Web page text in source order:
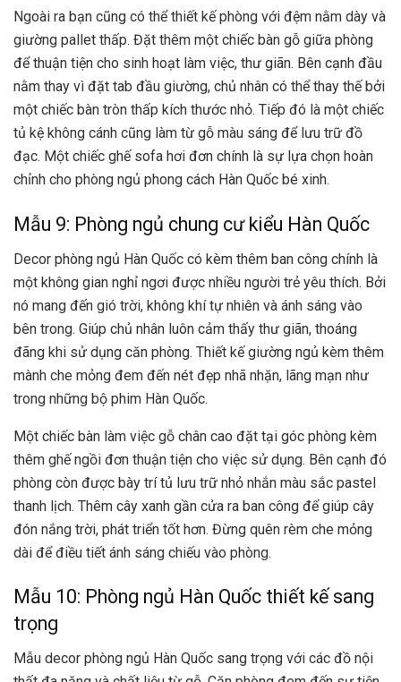
Ngoài ra bạn cũng có thể thiết kế phòng với đệm nằm dày và
giường pallet thấp. Đặt thêm một chiếc bàn gỗ giữa phòng
để thuận tiện cho sinh hoạt làm việc, thư giãn. Bên cạnh đầu
nằm thay vì đặt tab đầu giường, chủ nhân có thể thay thế bởi
một chiếc bàn tròn thấp kích thước nhỏ. Tiếp đó là một chiếc
tủ kệ không cánh cũng làm từ gỗ màu sáng để lưu trữ đồ
đạc. Một chiếc ghế sofa hơi đơn chính là sự lựa chọn hoàn
chỉnh cho phòng ngủ phong cách Hàn Quốc bé xinh.
Mẫu 9: Phòng ngủ chung cư kiểu Hàn Quốc
Decor phòng ngủ Hàn Quốc có kèm thêm ban công chính là
một không gian nghỉ ngơi được nhiều người trẻ yêu thích. Bởi
nó mang đến gió trời, không khí tự nhiên và ánh sáng vào
bên trong. Giúp chủ nhân luôn cảm thấy thư giãn, thoáng
đãng khi sử dụng căn phòng. Thiết kế giường ngủ kèm thêm
mành che mỏng đem đến nét đẹp nhã nhặn, lãng mạn như
trong những bộ phim Hàn Quốc.
Một chiếc bàn làm việc gỗ chân cao đặt tại góc phòng kèm
thêm ghế ngồi đơn thuận tiện cho việc sử dụng. Bên cạnh đó
phòng còn được bày trí tủ lưu trữ nhỏ nhắn màu sắc pastel
thanh lịch. Thêm cây xanh gần cửa ra ban công để giúp cây
đón nắng trời, phát triển tốt hơn. Đừng quên rèm che mỏng
dài để điều tiết ánh sáng chiếu vào phòng.
Mẫu 10: Phòng ngủ Hàn Quốc thiết kế sang
trọng
Mẫu decor phòng ngủ Hàn Quốc sang trọng với các đồ nội